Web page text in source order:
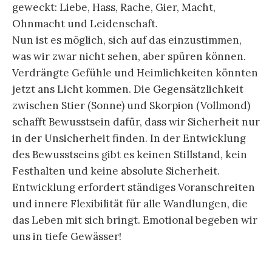
geweckt: Liebe, Hass, Rache, Gier, Macht,
Ohnmacht und Leidenschaft.
Nun ist es möglich, sich auf das einzustimmen,
was wir zwar nicht sehen, aber spüren können.
Verdrängte Gefühle und Heimlichkeiten könnten
jetzt ans Licht kommen. Die Gegensätzlichkeit
zwischen Stier (Sonne) und Skorpion (Vollmond)
schafft Bewusstsein dafür, dass wir Sicherheit nur
in der Unsicherheit finden. In der Entwicklung
des Bewusstseins gibt es keinen Stillstand, kein
Festhalten und keine absolute Sicherheit.
Entwicklung erfordert ständiges Voranschreiten
und innere Flexibilität für alle Wandlungen, die
das Leben mit sich bringt. Emotional begeben wir
uns in tiefe Gewässer!